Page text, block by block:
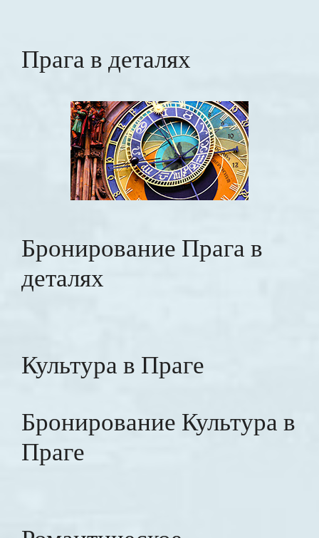
Прага в деталях
Бронирование Прага в
деталях
Культура в Праге
Бронирование Культура в
Праге